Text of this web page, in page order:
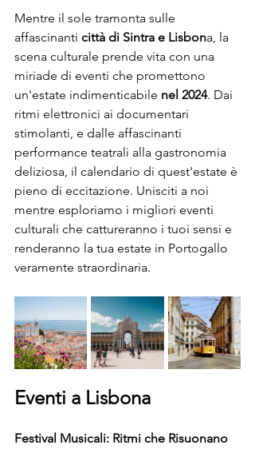
Mentre il sole tramonta sulle
affascinanti città di Sintra e Lisbona, la
scena culturale prende vita con una
miriade di eventi che promettono
un'estate indimenticabile nel 2024. Dai
ritmi elettronici ai documentari
stimolanti, e dalle affascinanti
performance teatrali alla gastronomia
deliziosa, il calendario di quest'estate è
pieno di eccitazione. Unisciti a noi
mentre esploriamo i migliori eventi
culturali che cattureranno i tuoi sensi e
renderanno la tua estate in Portogallo
veramente straordinaria.
Eventi a Lisbona
Festival Musicali: Ritmi che Risuonano